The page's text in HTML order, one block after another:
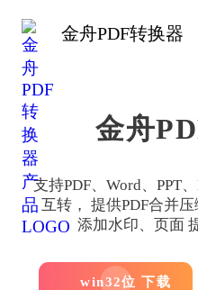
金舟PDF转换器
金舟
支持PDF、Word、PPT
互转， 提供PDF合并
添加水印、页面
win32位 下载